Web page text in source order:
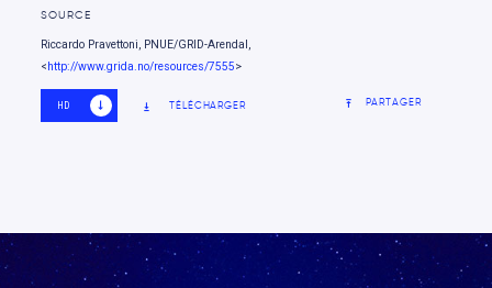
SOURCE
Riccardo Pravettoni, PNUE/GRID-Arendal,
<http://www.grida.no/resources/7555>
HD SD TÉLÉCHARGER PARTAGER